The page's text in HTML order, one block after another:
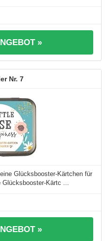
»
7
Glücksbooster-Kärtchen für
Kärtc ...
»